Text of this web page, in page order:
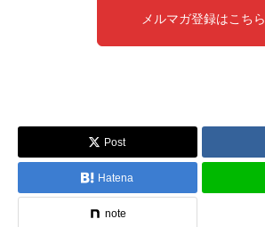
メルマガ登録はこちら
Post
Hatena
note